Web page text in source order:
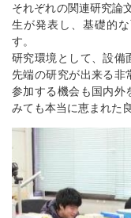
それぞれの関連研究論
生が発表し、基礎的
す。
研究環境として、設備
先端の研究が出来る非
参加する機会も国内外
みても本当に恵まれた